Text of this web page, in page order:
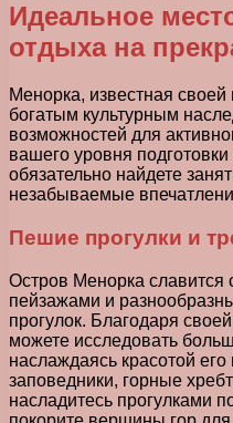
Идеальное
отдыха на
Менорка, известная
богатым культурным
возможностей для
вашего уровня
обязательно найдете
незабываемые
Пешие прогулки и
Остров Менорка
пейзажами и
прогулок. Благодаря
можете исследовать
наслаждаясь красотой
заповедники, горные
насладитесь прогулками